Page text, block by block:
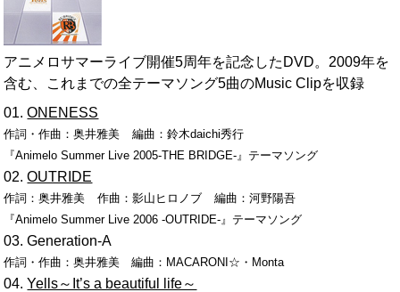
アニメロサマーライブ開催5周年を記念したDVD。2009年を
含む、これまでの全テーマソング5曲のMusic Clipを収録
ONENESS
作詞・作曲：奥井雅美 編曲：鈴木daichi秀行
『Animelo Summer Live 2005-THE BRIDGE-』テーマソング
OUTRIDE
作詞：奥井雅美 作曲：影山ヒロノブ 編曲：河野陽吾
『Animelo Summer Live 2006 -OUTRIDE-』テーマソング
Generation-A
作詞・作曲：奥井雅美 編曲：MACARONI☆・Monta
Yells～It’s a beautiful life～